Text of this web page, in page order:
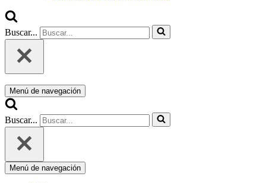
Buscar...
Menú de navegación
Buscar...
Menú de navegación